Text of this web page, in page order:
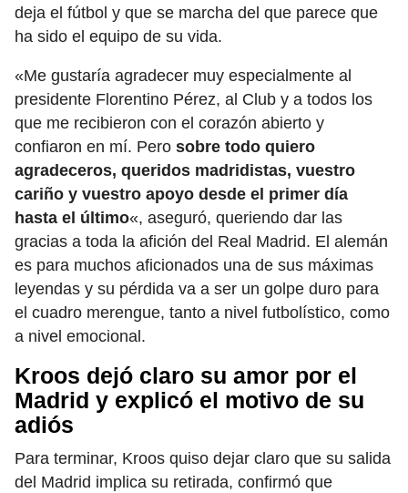
deja el fútbol y que se marcha del que parece que
ha sido el equipo de su vida.
«Me gustaría agradecer muy especialmente al
presidente Florentino Pérez, al Club y a todos los
que me recibieron con el corazón abierto y
confiaron en mí. Pero sobre todo quiero
agradeceros, queridos madridistas, vuestro
cariño y vuestro apoyo desde el primer día
hasta el último«, aseguró, queriendo dar las
gracias a toda la afición del Real Madrid. El alemán
es para muchos aficionados una de sus máximas
leyendas y su pérdida va a ser un golpe duro para
el cuadro merengue, tanto a nivel futbolístico, como
a nivel emocional.
Kroos dejó claro su amor por el
Madrid y explicó el motivo de su
adiós
Para terminar, Kroos quiso dejar claro que su salida
del Madrid implica su retirada, confirmó que